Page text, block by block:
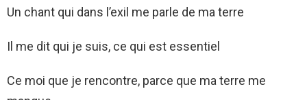
Un chant qui dans l’exil me parle de ma terre
Il me dit qui je suis, ce qui est essentiel
Ce moi que je rencontre, parce que ma terre me